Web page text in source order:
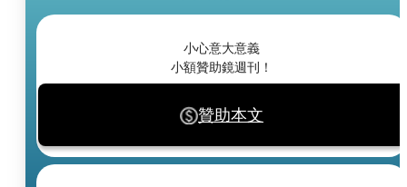
小心意大意義
小額贊助鏡週刊！
贊助本文